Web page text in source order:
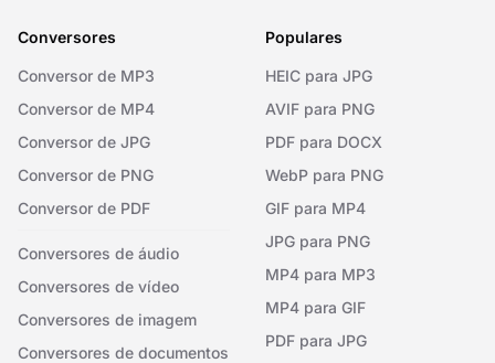
Conversores
Conversor de MP3
Conversor de MP4
Conversor de JPG
Conversor de PNG
Conversor de PDF
Conversores de áudio
Conversores de vídeo
Conversores de imagem
Conversores de documentos
Populares
HEIC para JPG
AVIF para PNG
PDF para DOCX
WebP para PNG
GIF para MP4
JPG para PNG
MP4 para MP3
MP4 para GIF
PDF para JPG